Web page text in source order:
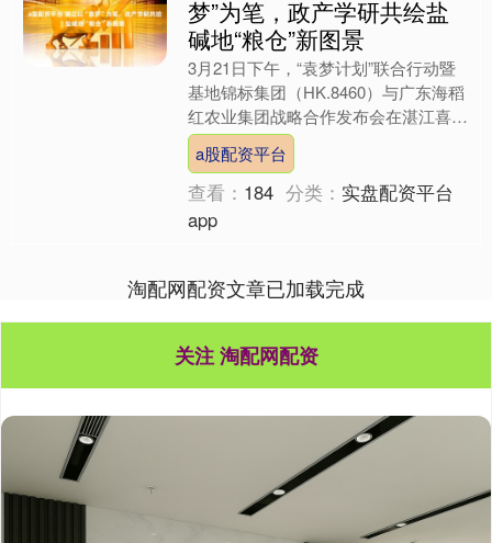
梦”为笔，政产学研共绘盐
碱地“粮仓”新图景
3月21日下午，“袁梦计划”联合行动暨
基地锦标集团（HK.8460）与广东海稻
红农业集团战略合作发布会在湛江喜来
登酒店举行a股配资平台，活动以“稻赋
新能·共启粮....
a股配资平台
查看： 184 分类： 实盘配资平台
app
淘配网配资文章已加载完成
关注 淘配网配资